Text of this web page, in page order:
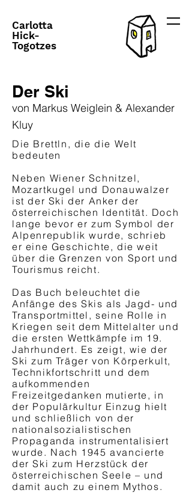
Carlotta
Hick-
Togotzes
Der Ski
von Markus Weiglein & Alexander
Kluy
Die Brettln, die die Welt
bedeuten
Neben Wiener Schnitzel,
Mozartkugel und Donauwalzer
ist der Ski der Anker der
österreichischen Identität. Doch
lange bevor er zum Symbol der
Alpenrepublik wurde, schrieb
er eine Geschichte, die weit
über die Grenzen von Sport und
Tourismus reicht.
Das Buch beleuchtet die
Anfänge des Skis als Jagd- und
Transportmittel, seine Rolle in
Kriegen seit dem Mittelalter und
die ersten Wettkämpfe im 19.
Jahrhundert. Es zeigt, wie der
Ski zum Träger von Körperkult,
Technikfortschritt und dem
aufkommenden
Freizeitgedanken mutierte, in
der Populärkultur Einzug hielt
und schließlich von der
nationalsozialistischen
Propaganda instrumentalisiert
wurde. Nach 1945 avancierte
der Ski zum Herzstück der
österreichischen Seele – und
damit auch zu einem Mythos.